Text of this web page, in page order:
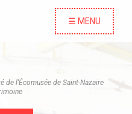
☰ MENU
de l’Écomusée de Saint-Nazaire